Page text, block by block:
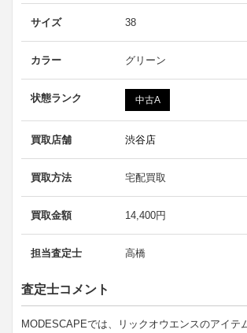
サイズ 38
カラー グリーン
状態ランク 中古A
買取店舗 渋谷店
買取方法 宅配買取
買取金額 14,400円
担当査定士 高橋
査定士コメント
MODESCAPEでは、リックオウエンスのアイテ